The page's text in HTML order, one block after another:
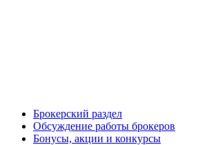
Брокерский раздел
Обсуждение работы брокеров
Бонусы, акции и конкурсы